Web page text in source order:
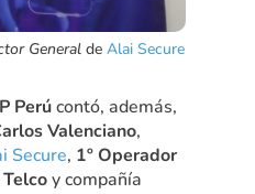
General deAlai Secure
Perúcontó, además,
Valenciano,
Secure, 1º Operador
y compañía